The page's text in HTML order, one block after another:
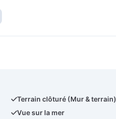
Terrain clôturé (Mur & terrain)
Vue sur la mer